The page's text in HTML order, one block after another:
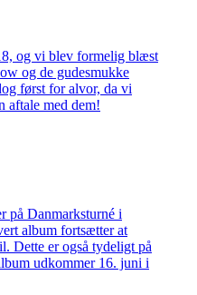
og vi blev formelig blæst
og de gudesmukke
først for alvor, da vi
aftale med dem!
på Danmarksturné i
album fortsætter at
Dette er også tydeligt på
udkommer 16. juni i